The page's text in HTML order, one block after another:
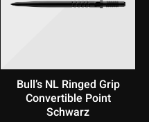
Bull’s NL Ringed Grip
Convertible Point
Schwarz